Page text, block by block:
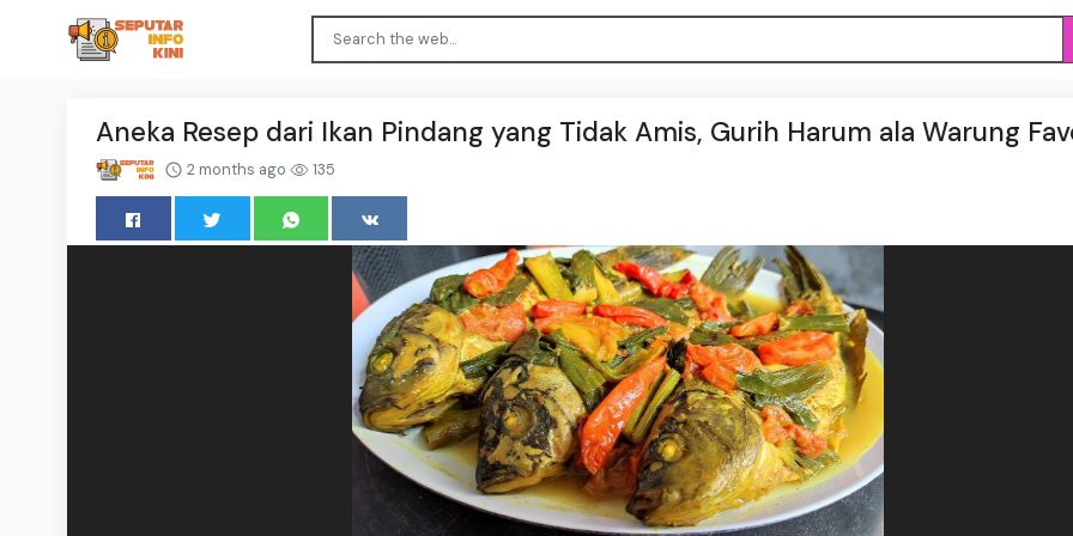
Aneka Resep dari Ikan Pindang yang Tidak Amis, Gurih Harum ala Warung
2 months ago 135